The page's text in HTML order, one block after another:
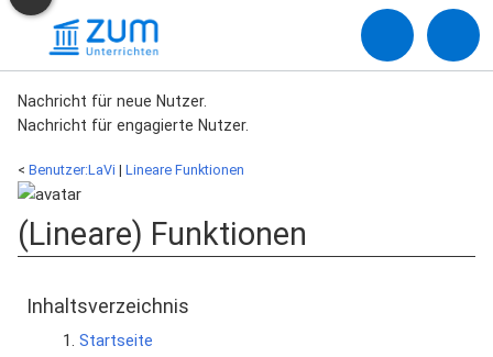
Nachricht für neue Nutzer.
Nachricht für engagierte Nutzer.
< Benutzer:LaVi ‎ | Lineare Funktionen
(Lineare) Funktionen
Inhaltsverzeichnis
Startseite